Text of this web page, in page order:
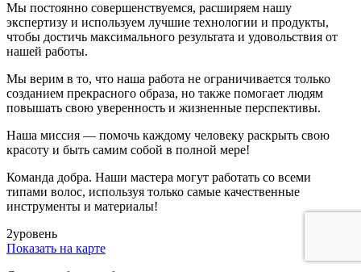
Мы постоянно совершенствуемся, расширяем нашу
экспертизу и используем лучшие технологии и продукты,
чтобы достичь максимального результата и удовольствия от
нашей работы.
Мы верим в то, что наша работа не ограничивается только
созданием прекрасного образа, но также помогает людям
повышать свою уверенность и жизненные перспективы.
Наша миссия — помочь каждому человеку раскрыть свою
красоту и быть самим собой в полной мере!
Команда добра. Наши мастера могут работать со всеми
типами волос, используя только самые качественные
инструменты и материалы!
2уровень
Показать на карте